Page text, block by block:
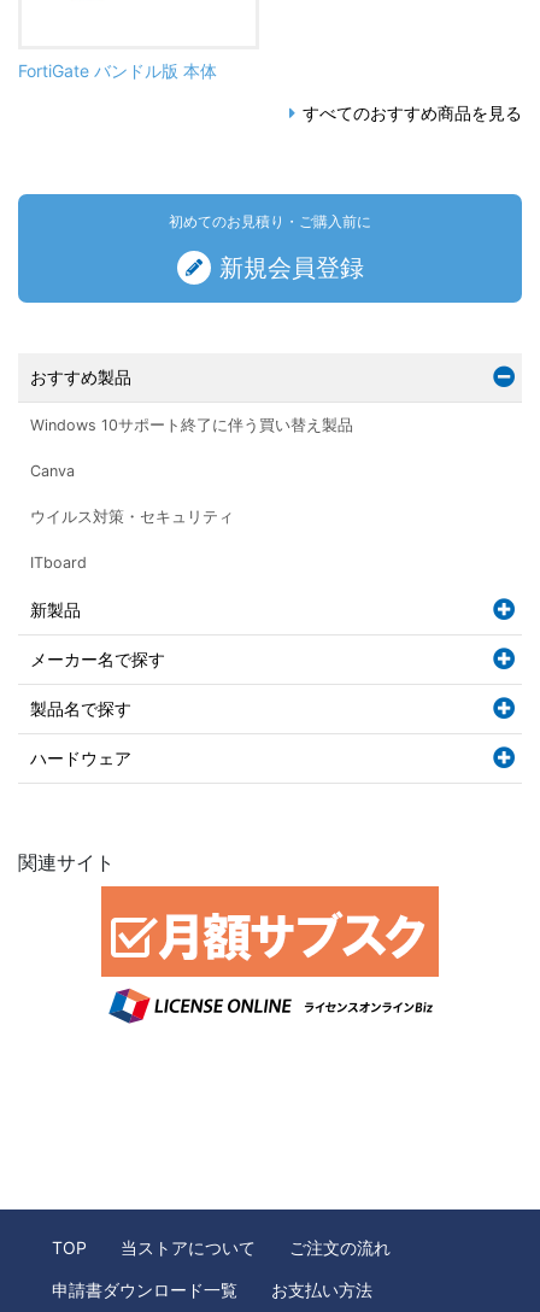
FortiGate バンドル版 本体
すべてのおすすめ商品を見る
初めてのお見積り・ご購入前に
新規会員登録
おすすめ製品
Windows 10サポート終了に伴う買い替え製品
Canva
ウイルス対策・セキュリティ
ITboard
新製品
メーカー名で探す
製品名で探す
ハードウェア
関連サイト
TOP 当ストアについて ご注文の流れ
申請書ダウンロード一覧 お支払い方法